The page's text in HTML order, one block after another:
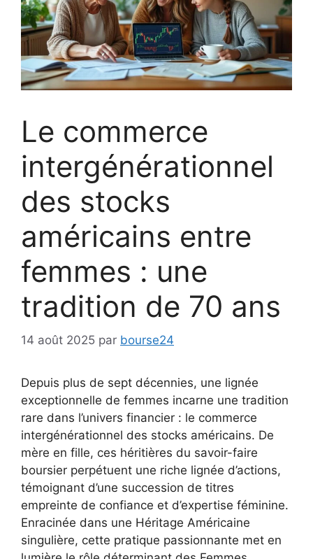
Le commerce
intergénérationnel
des stocks
américains entre
femmes : une
tradition de 70 ans
14 août 2025 par bourse24
Depuis plus de sept décennies, une lignée
exceptionnelle de femmes incarne une tradition
rare dans l’univers financier : le commerce
intergénérationnel des stocks américains. De
mère en fille, ces héritières du savoir-faire
boursier perpétuent une riche lignée d’actions,
témoignant d’une succession de titres
empreinte de confiance et d’expertise féminine.
Enracinée dans une Héritage Américaine
singulière, cette pratique passionnante met en